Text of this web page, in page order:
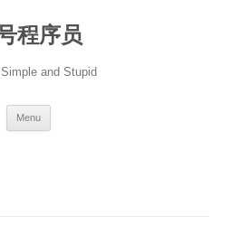
程序员
and Stupid
Menu